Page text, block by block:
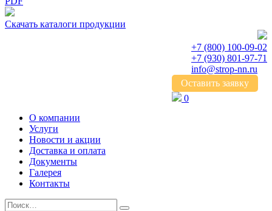
Скачать каталоги продукции
+7 (800) 100-09-02
+7 (930) 801-97-71
info@strop-nn.ru
Оставить заявку
0
О компании
Услуги
Новости и акции
Доставка и оплата
Документы
Галерея
Контакты